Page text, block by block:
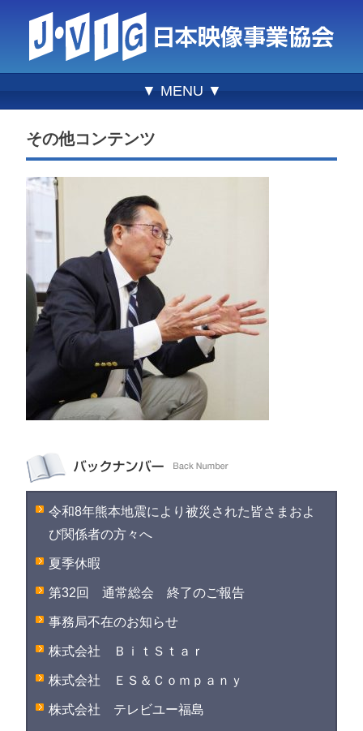
▼ MENU ▼
その他コンテンツ
令和8年熊本地震により被災された皆さまおよ
び関係者の方々へ
夏季休暇
第32回 通常総会 終了のご報告
事務局不在のお知らせ
株式会社 ＢｉｔＳｔａｒ
株式会社 ＥＳ＆Ｃｏｍｐａｎｙ
株式会社 テレビユー福島